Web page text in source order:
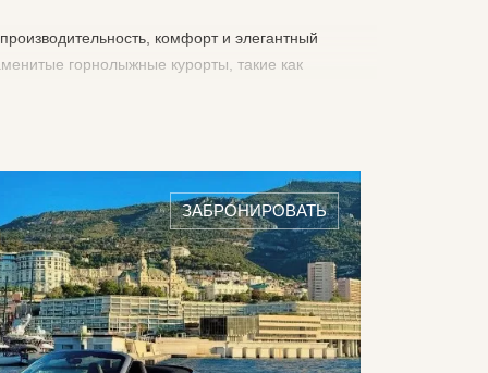
комфорт и элегантный
горнолыжные курорты, такие как
Cayenne по прибытии гарантирует вам
— идеальный автомобиль для ваших
устойчивость и сцепление даже на
с подогревом предлагает вам абсолютный
ЗАБРОНИРОВАТЬ